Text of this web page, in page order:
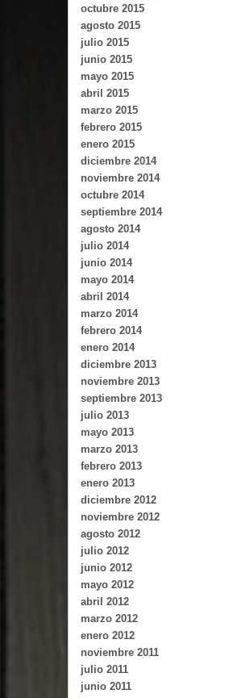
octubre 2015
agosto 2015
julio 2015
junio 2015
mayo 2015
abril 2015
marzo 2015
febrero 2015
enero 2015
diciembre 2014
noviembre 2014
octubre 2014
septiembre 2014
agosto 2014
julio 2014
junio 2014
mayo 2014
abril 2014
marzo 2014
febrero 2014
enero 2014
diciembre 2013
noviembre 2013
septiembre 2013
julio 2013
mayo 2013
marzo 2013
febrero 2013
enero 2013
diciembre 2012
noviembre 2012
agosto 2012
julio 2012
junio 2012
mayo 2012
abril 2012
marzo 2012
enero 2012
noviembre 2011
julio 2011
junio 2011